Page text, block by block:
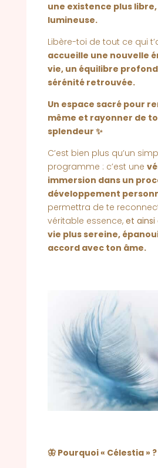
une existence plus
lumineuse.
Libère-toi de tout ce qui
accueille une nouvelle
vie, un équilibre
sérénité retrouvée.
Un espace sacré pour
même et rayonner de
splendeur ✨
C’est bien plus qu’un
programme : c’est une
immersion dans un
développement
permettra de te
véritable essence, et ainsi
vie plus sereine,
accord avec ton âme.
🦋 Pourquoi « Célestia » ?